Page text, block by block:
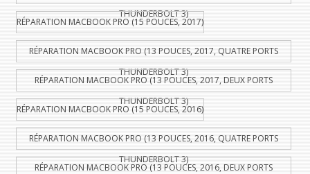
THUNDERBOLT 3)
RÉPARATION MACBOOK PRO (15 POUCES, 2017)
RÉPARATION MACBOOK PRO (13 POUCES, 2017, QUATRE PORTS
THUNDERBOLT 3)
RÉPARATION MACBOOK PRO (13 POUCES, 2017, DEUX PORTS
THUNDERBOLT 3)
RÉPARATION MACBOOK PRO (15 POUCES, 2016)
RÉPARATION MACBOOK PRO (13 POUCES, 2016, QUATRE PORTS
THUNDERBOLT 3)
RÉPARATION MACBOOK PRO (13 POUCES, 2016, DEUX PORTS